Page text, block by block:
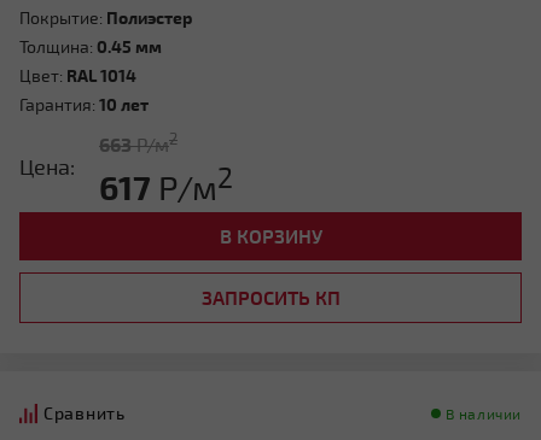
Покрытие: Полиэстер
Толщина: 0.45 мм
Цвет: RAL 1014
Гарантия: 10 лет
Цена:
663Р/м2
617 Р/м2
В КОРЗИНУ
ЗАПРОСИТЬ КП
Сравнить В наличии